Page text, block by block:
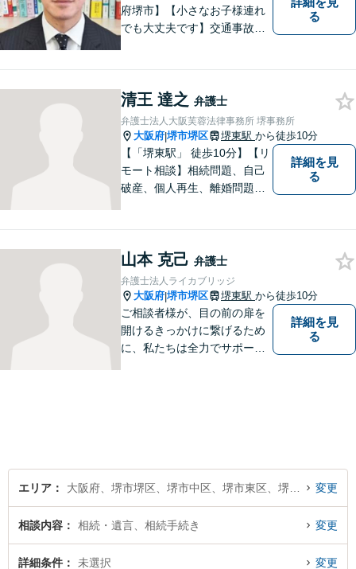
府堺市】【小さなお子様連れ
でも大丈夫です】交通事故、
る
清王 達之 弁護士
弁護士法人大阪芙蓉法律事務所 堺事務所
大阪府|堺市堺区 堺東駅 から徒歩10分
【「堺東駅」 徒歩10分】【リ
モート相談】相続問題、自己
破産、個人再生、離婚問題な
イス致しますので、お気軽に
ご相談ください。
詳細を見
る
山本 克己 弁護士
弁護士法人ライカブリッジ
大阪府|堺市堺区 堺東駅 から徒歩10分
ご相談者様が、目の前の扉を
開けるきっかけに繋げるため
に、私たちは全力でサポート
詳細を見
る
エリア 変更
相談内容 相続・遺言、相続手続き 変更
詳細条件 未選択 変更